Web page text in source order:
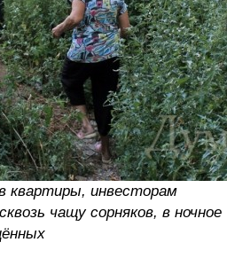
квартиры, инвесторам
чащу сорняков, в ночное